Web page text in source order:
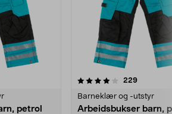
petrol
229
Barneklær og -utstyr
Arbeidsbukser barn,
4.0 av 5 stjerner